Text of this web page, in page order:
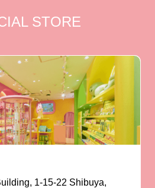
STORE
1-15-22 Shibuya,